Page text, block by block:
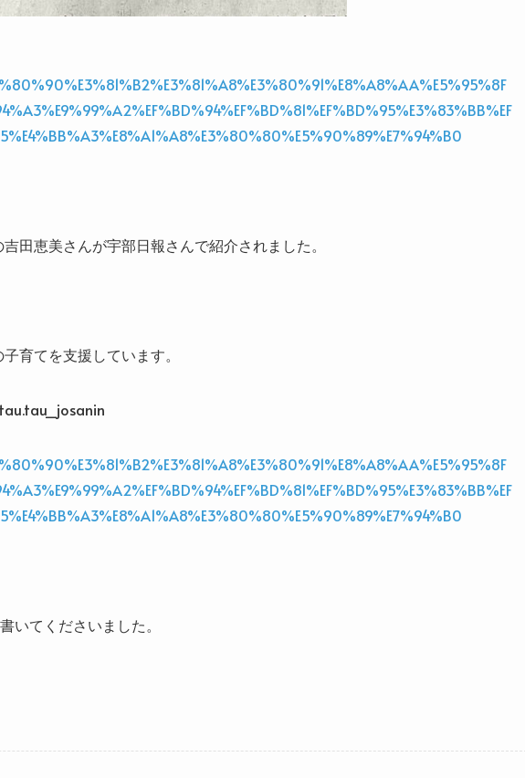
田恵美さんが宇部日報さんで紹介されました。
育てを支援しています。
いてくださいました。